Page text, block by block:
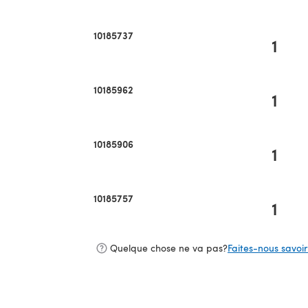
10185737 1
10185962 1
10185906 1
10185757 1
Quelque chose ne va pas?Faites-nous